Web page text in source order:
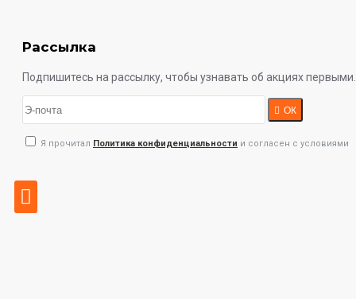
Рассылка
Подпишитесь на рассылку, чтобы узнавать об акциях первыми.
ОК
Я прочитал Политика конфиденциальности и согласен с условиями